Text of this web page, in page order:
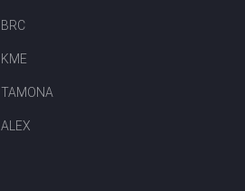
BRC
KME
TAMONA
ALEX